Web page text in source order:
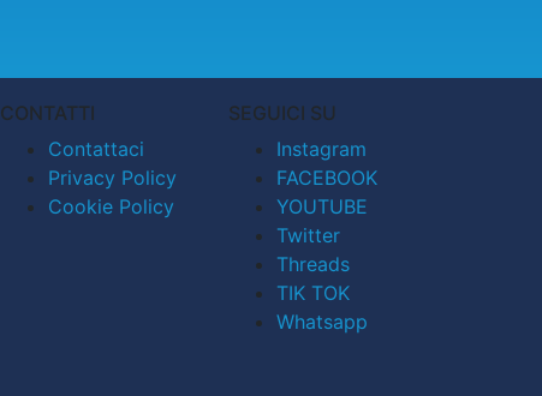
CONTATTI
Contattaci
Privacy Policy
Cookie Policy
SEGUICI SU
Instagram
FACEBOOK
YOUTUBE
Twitter
Threads
TIK TOK
Whatsapp